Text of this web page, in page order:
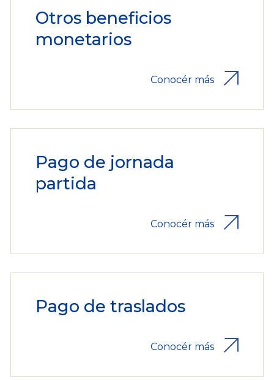
Otros beneficios
monetarios
Conocér más
Pago de jornada
partida
Conocér más
Pago de traslados
Conocér más